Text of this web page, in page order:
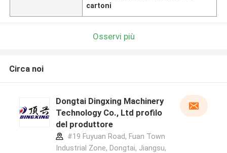
cartoni
Osservi più
Circa noi
Dongtai Dingxing Machinery
Technology Co., Ltd profilo
del produttore
#19 Fuyuan Road, Fuan Town
Industrial Zone, Dongtai, Jiangsu,